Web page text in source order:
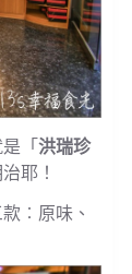
「 洪瑞珍
耶！
︰原味、